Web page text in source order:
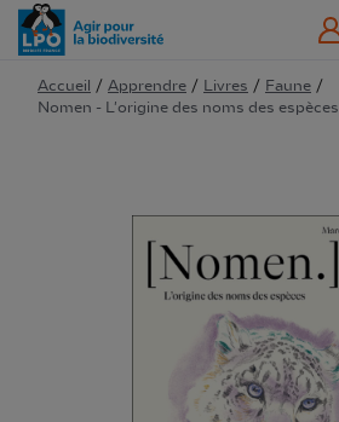
Accueil / Apprendre / Livres / Faune /
Nomen - L'origine des noms des espèces